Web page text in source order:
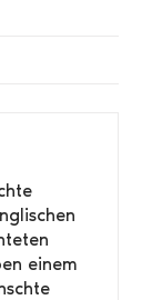
einem